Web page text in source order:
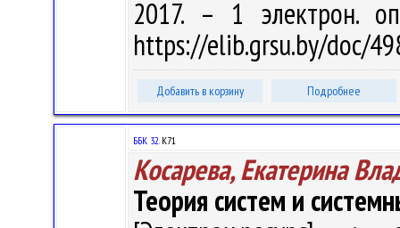
2017. – 1 электрон.
https://elib.grsu.by/doc/
Добавить в корзину Подробнее
ББК 32.К71
Косарева, Екатерина
Теория систем и